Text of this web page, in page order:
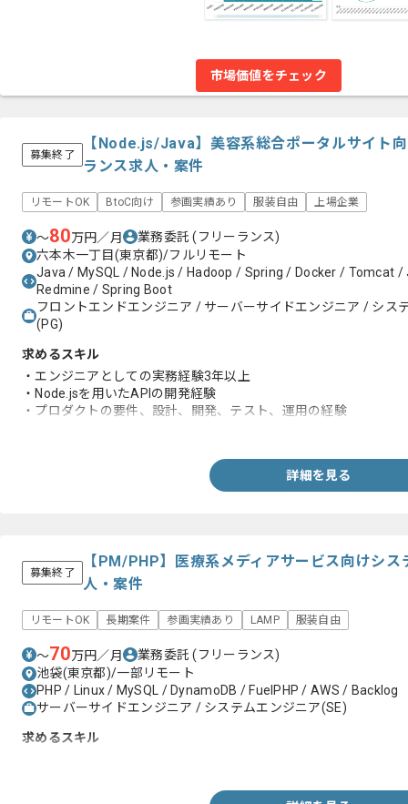
市場価値をチェック
募集終了
【Node.js/Java】美容系総合ポータルサイト
ランス求人・案件
リモートOK BtoC向け 参画実績あり 服装自由 上場企業
〜80万円／月 業務委託(フリーランス)
六本木一丁目(東京都)/フルリモート
Java / MySQL / Node.js / Hadoop / Spring / Docker / Tomcat
Redmine / Spring Boot
フロントエンドエンジニア / サーバーサイドエンジニア / シス
(PG)
求めるスキル
・エンジニアとしての実務経験3年以上
・Node.jsを用いたAPIの開発経験
・プロダクトの要件、設計、開発、テスト、運用の経験
詳細を見る
募集終了
【PM/PHP】医療系メディアサービス向けシ
人・案件
リモートOK 長期案件 参画実績あり LAMP 服装自由
〜70万円／月 業務委託(フリーランス)
池袋(東京都)/一部リモート
PHP / Linux / MySQL / DynamoDB / FuelPHP / AWS / Backlog
サーバーサイドエンジニア / システムエンジニア(SE)
求めるスキル